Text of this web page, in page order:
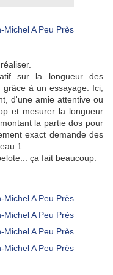
sur la longueur des
à un essayage. Ici,
d'une amie attentive ou
et mesurer la longueur
la partie dos pour
exact demande des
1.
ça fait beaucoup.